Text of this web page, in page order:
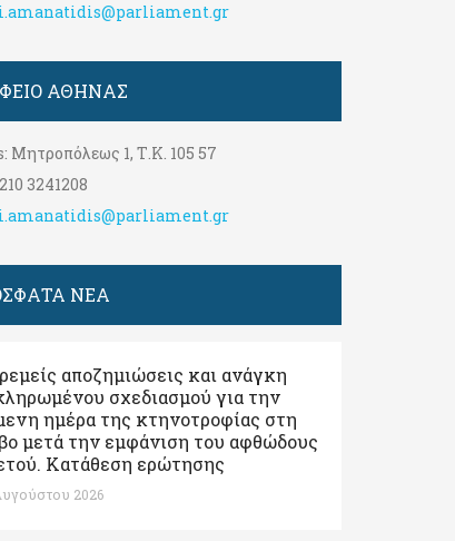
i.amanatidis@parliament.gr
ΑΘΉΝΑΣ
Μητροπόλεως 1, Τ.Κ. 105 57
210 3241208
i.amanatidis@parliament.gr
ΝΕΑ
αποζημιώσεις και ανάγκη
σχεδιασμού για την
ημέρα της κτηνοτροφίας στη
μετά την εμφάνιση του αφθώδους
Kατάθεση ερώτησης
2026